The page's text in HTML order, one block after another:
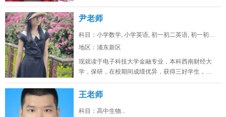
考142，物理高考91，化学...
尹老师
科目：小学数学, 小学英语, 初一初二英语, 初一初二...
地区：浦东新区
现就读于电子科技大学金融专业，本科西南财经大
学，保研，在校期间成绩优异，获得三好学生，英
语四级证书，英语六级证书，英语六...
王老师
科目：高中生物...